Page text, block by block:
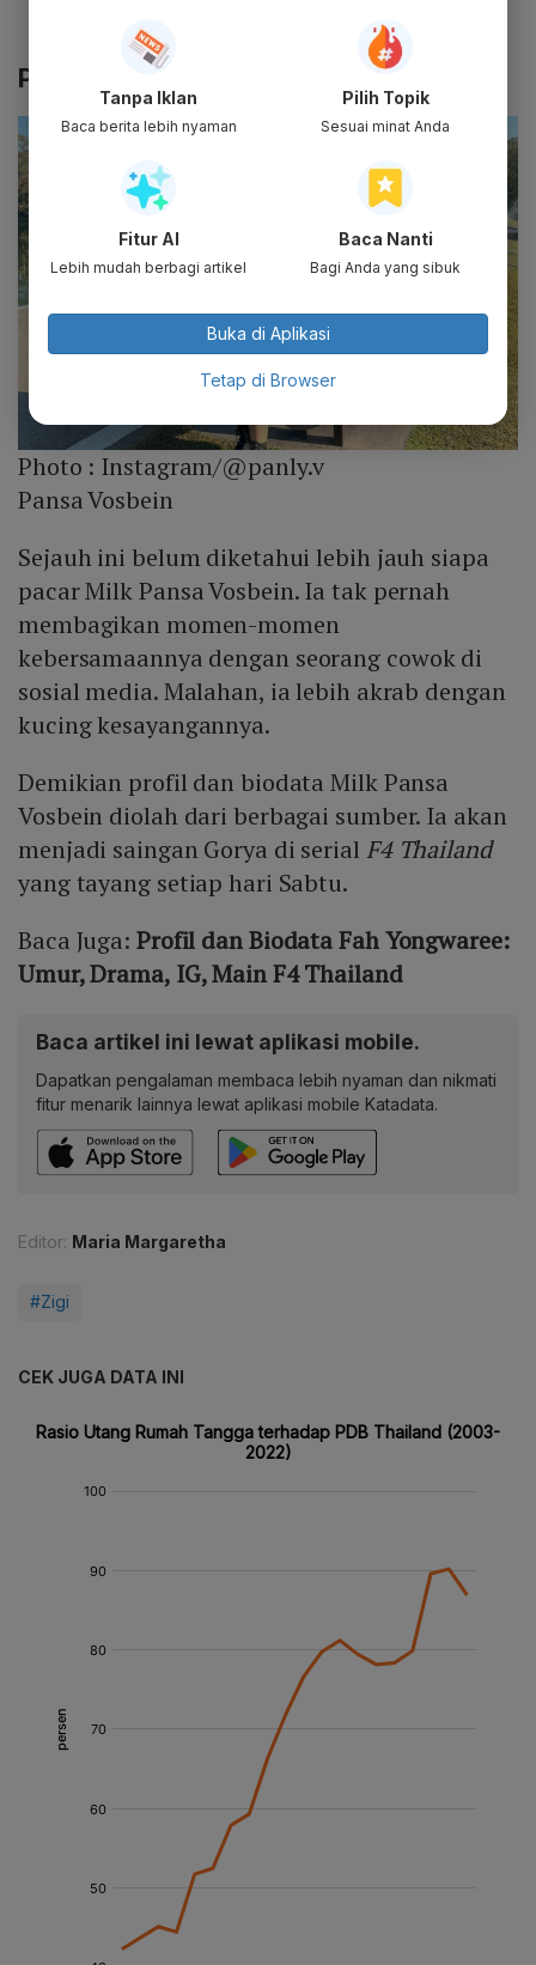
Akun YouTube: -
Pacar Pansa Vosbein
Photo : Instagram/@panly.v
Pansa Vosbein
Sejauh ini belum diketahui lebih jauh siapa
pacar Milk Pansa Vosbein. Ia tak pernah
membagikan momen-momen
kebersamaannya dengan seorang cowok di
sosial media. Malahan, ia lebih akrab dengan
kucing kesayangannya.
Demikian profil dan biodata Milk Pansa
Vosbein diolah dari berbagai sumber. Ia akan
menjadi saingan Gorya di serial F4 Thailand
yang tayang setiap hari Sabtu.
Baca Juga: Profil dan Biodata Fah Yongwaree:
Umur, Drama, IG, Main F4 Thailand
Baca artikel ini lewat aplikasi mobile.
Dapatkan pengalaman membaca lebih nyaman dan nikmati
fitur menarik lainnya lewat aplikasi mobile Katadata.
Editor: Maria Margaretha
#Zigi
CEK JUGA DATA INI
Tanpa Iklan
Baca berita lebih nyaman
Pilih Topik
Sesuai minat Anda
Fitur AI
Lebih mudah berbagi artikel
Baca Nanti
Bagi Anda yang sibuk
Buka di Aplikasi
Tetap di Browser